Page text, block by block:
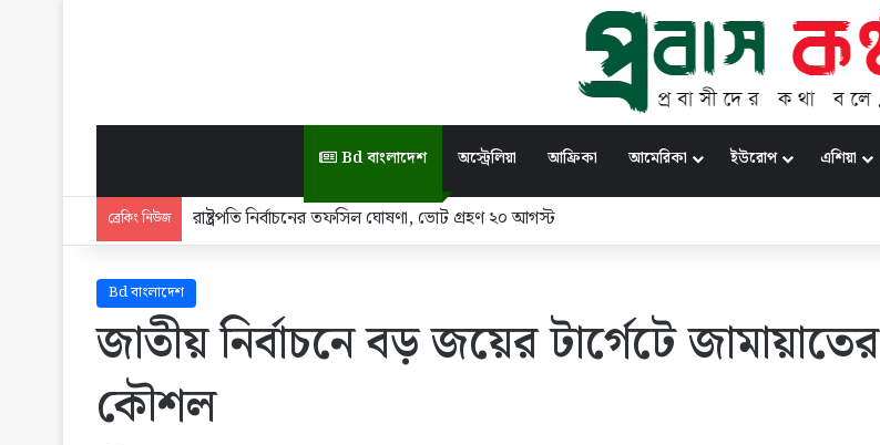
Bd বাংলাদেশ অস্ট্রেলিয়া আফ্রিকা আমেরিকা ইউরোপ এশিয়া
ব্রেকিং নিউজ রাষ্ট্রপতি নির্বাচনের তফসিল ঘোষণা, ভোট গ্রহণ ২০ আগস্ট
Bd বাংলাদেশ
জাতীয় নির্বাচনে বড় জয়ের টার্গেটে জামায়াতের
কৌশল